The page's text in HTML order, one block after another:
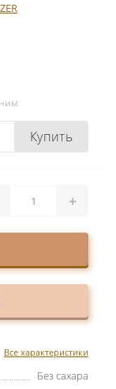
Купить
Все характеристики
Без сахара
+